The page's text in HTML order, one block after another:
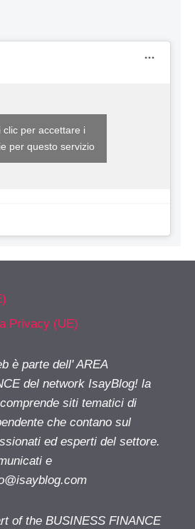
clic per accettare i
per questo servizio
Privacy (UE)
è parte dell' AREA
del network IsayBlog! la
siti tematici di
che contano sul
ed esperti del settore.
e
of the BUSINESS FINANCE